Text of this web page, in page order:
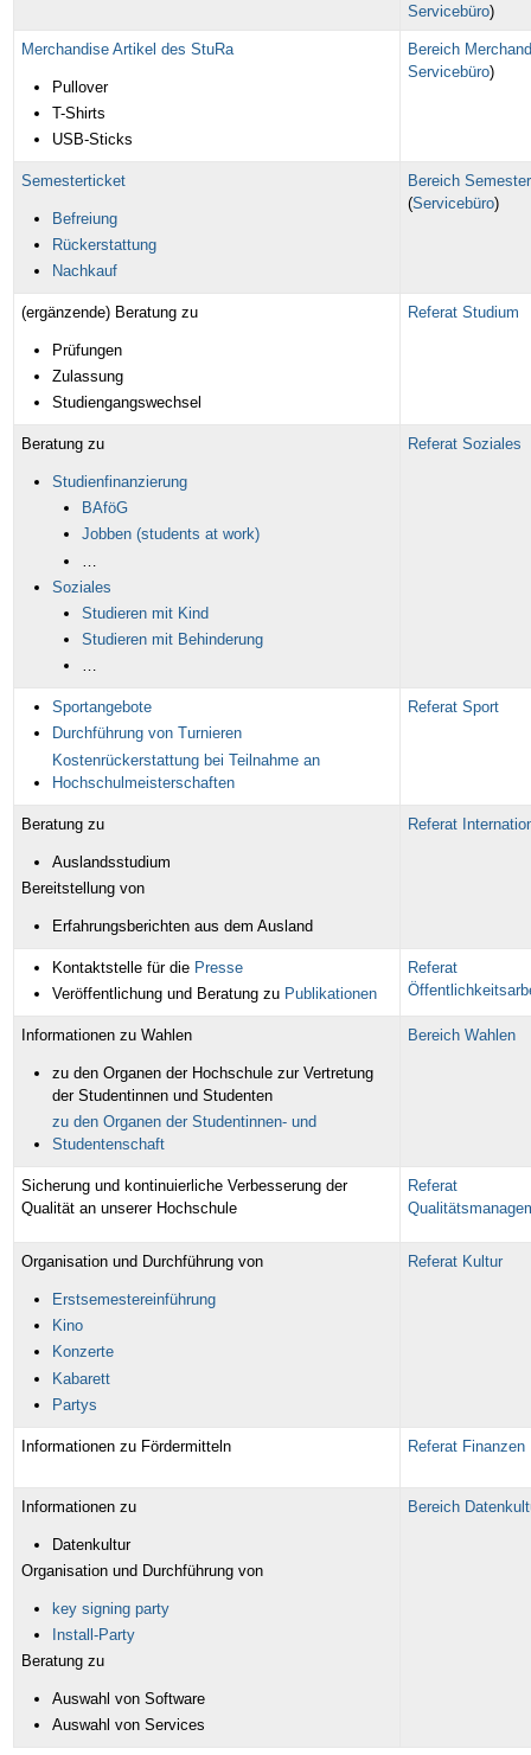
Servicebüro)
Merchandise Artikel des StuRa
Pullover
T-Shirts
USB-Sticks
Bereich
Servicebüro)
Semesterticket
Befreiung
Rückerstattung
Nachkauf
Bereich
(Servicebüro)
(ergänzende) Beratung zu
Prüfungen
Zulassung
Studiengangswechsel
Referat Studium
Beratung zu
Studienfinanzierung
BAföG
Jobben (students at work)
Soziales
Studieren mit Kind
Studieren mit Behinderung
…
Referat Soziales
Sportangebote
Durchführung von Turnieren
Kostenrückerstattung bei Teilnahme an
Hochschulmeisterschaften
Referat Sport
Beratung zu
Auslandsstudium
Bereitstellung von
Erfahrungsberichten aus dem Ausland
Referat
Kontaktstelle für die Presse
Veröffentlichung und Beratung zu Publikationen
Referat
Informationen zu Wahlen
zu den Organen der Hochschule zur Vertretung
der Studentinnen und Studenten
zu den Organen der Studentinnen- und
Studentenschaft
Bereich Wahlen
Sicherung und kontinuierliche Verbesserung der
Qualität an unserer Hochschule
Referat
Organisation und Durchführung von
Erstsemestereinführung
Kino
Konzerte
Kabarett
Partys
Referat Kultur
Informationen zu Fördermitteln Referat Finanzen
Informationen zu
Datenkultur
Organisation und Durchführung von
key signing party
Install-Party
Beratung zu
Auswahl von Software
Auswahl von Services
Bereich